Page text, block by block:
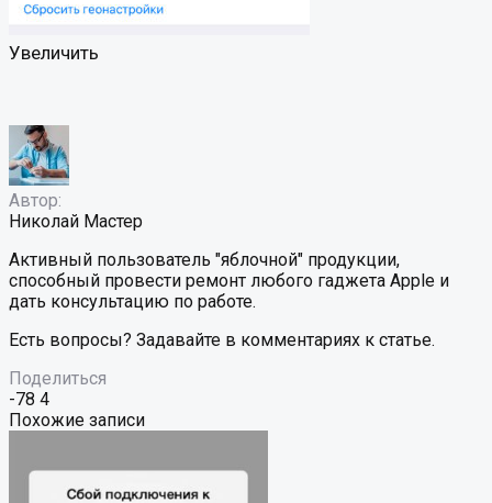
Увеличить
Автор:
Николай Мастер
Активный пользователь "яблочной" продукции,
способный провести ремонт любого гаджета Apple и
дать консультацию по работе.
Есть вопросы? Задавайте в комментариях к статье.
Поделиться
-78 4
Похожие записи